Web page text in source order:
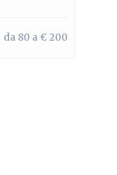
da 80 a € 200